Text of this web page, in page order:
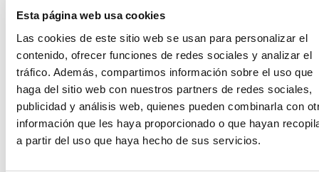
Esta página web usa cookies
Las cookies de este sitio web se usan para personalizar el
contenido, ofrecer funciones de redes sociales y analizar el
tráfico. Además, compartimos información sobre el uso que
haga del sitio web con nuestros partners de redes sociales,
publicidad y análisis web, quienes pueden combinarla con
información que les haya proporcionado o que hayan
a partir del uso que haya hecho de sus servicios.
MÓDULO 2. ACTIVACIÓN DE LA FELICIDAD Y EL BIENESTAR
EN LA EMPRESA SALUDABLE
Integración de la gestión del bienestar en la estrategia
La felicidad de las personas en las organizaciones
Habilidades para ejercer un liderazgo saludable
MÓDULO 3. SISTEMA DE GESTIÓN DE EMPRESA